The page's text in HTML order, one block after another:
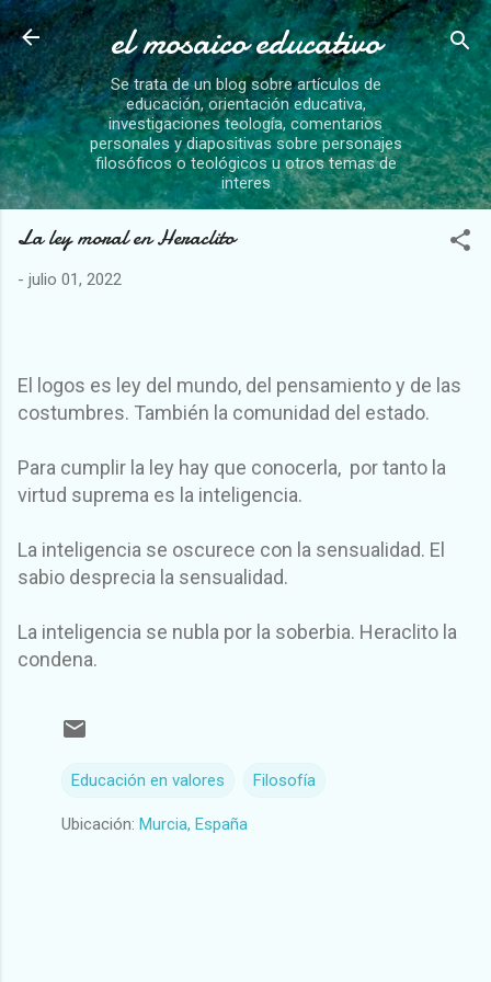
Ir al contenido principal
el mosaico educativo
Se trata de un blog sobre artículos de
educación, orientación educativa,
investigaciones teología, comentarios
personales y diapositivas sobre personajes
filosóficos o teológicos u otros temas de
interes
La ley moral en Heraclito
- julio 01, 2022
El logos es ley del mundo, del pensamiento y de las
costumbres. También la comunidad del estado.
Para cumplir la ley hay que conocerla, por tanto la
virtud suprema es la inteligencia.
La inteligencia se oscurece con la sensualidad. El
sabio desprecia la sensualidad.
La inteligencia se nubla por la soberbia. Heraclito la
condena.
Educación en valores Filosofía
Ubicación: Murcia, España